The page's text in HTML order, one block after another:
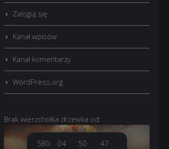
Zaloguj się
Kanał wpisów
Kanał komentarzy
WordPress.org
Brak wierzchołka drzewka od:
580
04
50
48